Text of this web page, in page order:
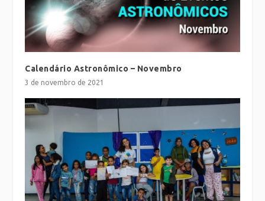
Calendário Astronômico – Novembro
3 de novembro de 2021